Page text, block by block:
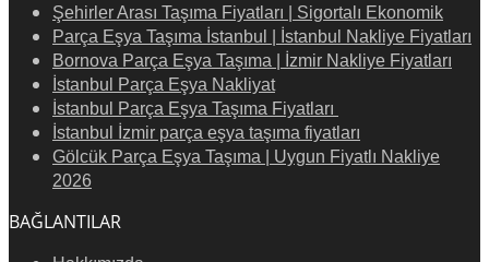
Şehirler Arası Taşıma Fiyatları | Sigortalı Ekonomik
Parça Eşya Taşıma İstanbul | İstanbul Nakliye Fiyatları
Bornova Parça Eşya Taşıma | İzmir Nakliye Fiyatları
İstanbul Parça Eşya Nakliyat
İstanbul Parça Eşya Taşıma Fiyatları
İstanbul İzmir parça eşya taşıma fiyatları
Gölcük Parça Eşya Taşıma | Uygun Fiyatlı Nakliye
2026
BAĞLANTILAR